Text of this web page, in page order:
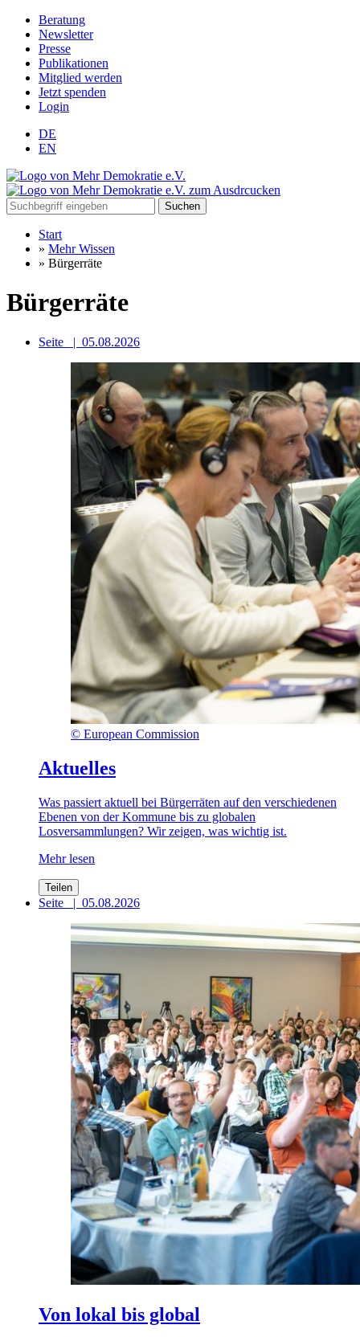
Beratung
Newsletter
Presse
Publikationen
Mitglied werden
Jetzt spenden
Login
DE
EN
Suchen
Start
» Mehr Wissen
» Bürgerräte
Bürgerräte
Seite | 05.08.2026
© European Commission
Aktuelles
Was passiert aktuell bei Bürgerräten auf den verschiedenen
Ebenen von der Kommune bis zu globalen
Losversammlungen? Wir zeigen, was wichtig ist.
Mehr lesen
Teilen
Seite | 05.08.2026
Von lokal bis global